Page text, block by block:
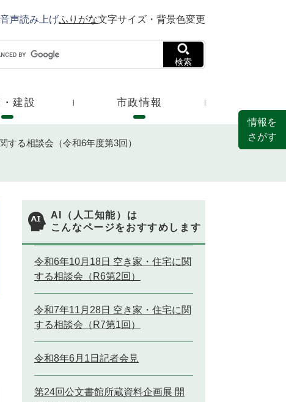
音声読み上げふりがな文字サイズ・背景色変更
検索
建設 市政情報
る相談会（令和6年度第3回）
AI（人工知能）は
こんなページをおすすめします
令和6年10月18日 空き家・住宅に関
する相談会（R6第2回）
令和7年11月28日 空き家・住宅に関
する相談会（R7第1回）
令和8年6月1日記者会見
第24回公文書館所蔵資料企画展 開
情報を
さがす